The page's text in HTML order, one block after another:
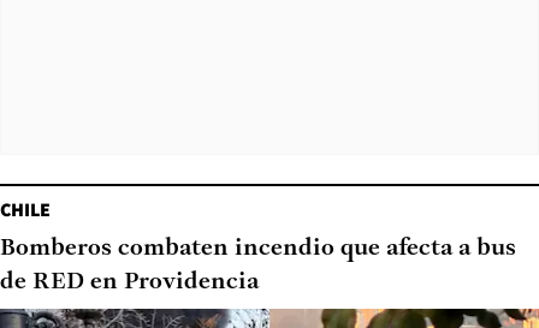
CHILE
Bomberos combaten incendio que afecta a bus
de RED en Providencia